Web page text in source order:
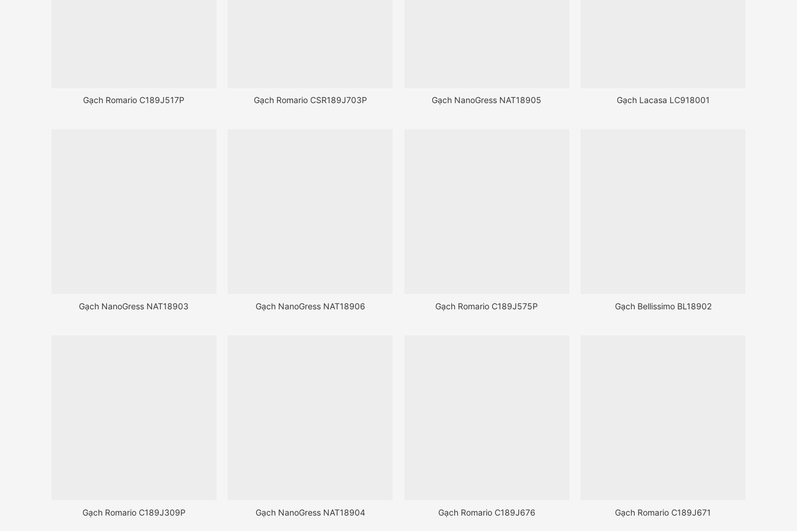
Gạch Romario C189J517P Gạch Romario CSR189J703P Gạch NanoGress NAT18905 Gạch Lacasa LC918001
Gạch NanoGress NAT18903 Gạch NanoGress NAT18906 Gạch Romario C189J575P Gạch Bellissimo BL18902
Gạch Romario C189J309P Gạch NanoGress NAT18904 Gạch Romario C189J676 Gạch Romario C189J671